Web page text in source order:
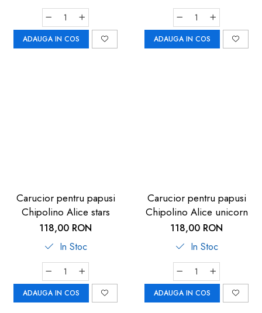
ADAUGA IN COS ADAUGA IN COS
Carucior pentru papusi
Chipolino Alice stars
118,00 RON
In Stoc
ADAUGA IN COS
Carucior pentru papusi
Chipolino Alice unicorn
118,00 RON
In Stoc
ADAUGA IN COS